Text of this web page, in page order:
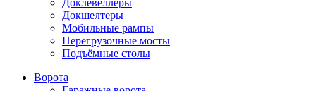
Докшелтеры
Мобильные рампы
Перегрузочные мосты
Подъёмные столы
Ворота